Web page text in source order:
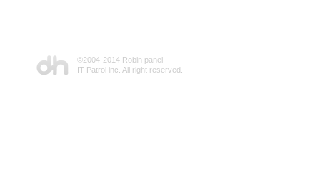
©2004-2014 Robin panel
IT Patrol inc. All right reserved.